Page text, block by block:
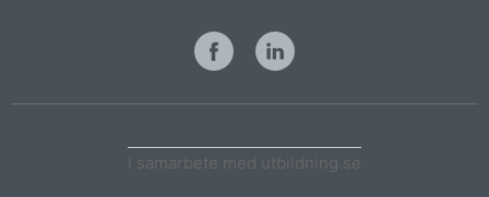
I samarbete med utbildning.se